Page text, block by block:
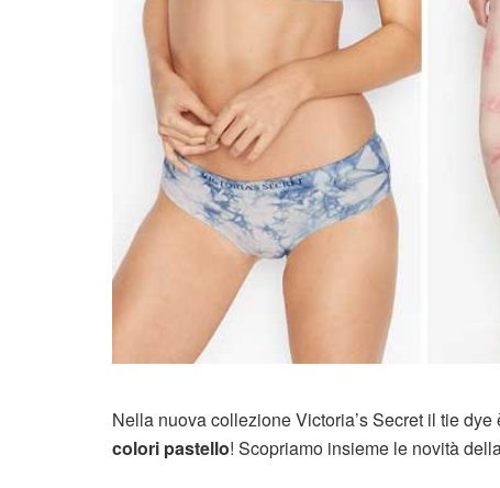
Nella nuova collezione Victoria’s Secret il tie
colori pastello! Scopriamo insieme le novità